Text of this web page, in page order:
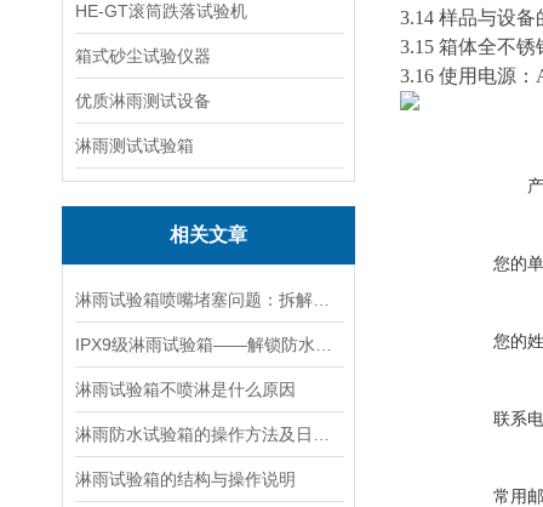
HE-GT滚筒跌落试验机
箱式砂尘试验仪器
优质淋雨测试设备
淋雨测试试验箱
相关文章
淋雨试验箱不喷淋是什么原因
淋雨试验箱的结构与操作说明
3.14 样品与设备
3.15 箱体全不
3.16 使用电源：
您的
您的
联系
常用